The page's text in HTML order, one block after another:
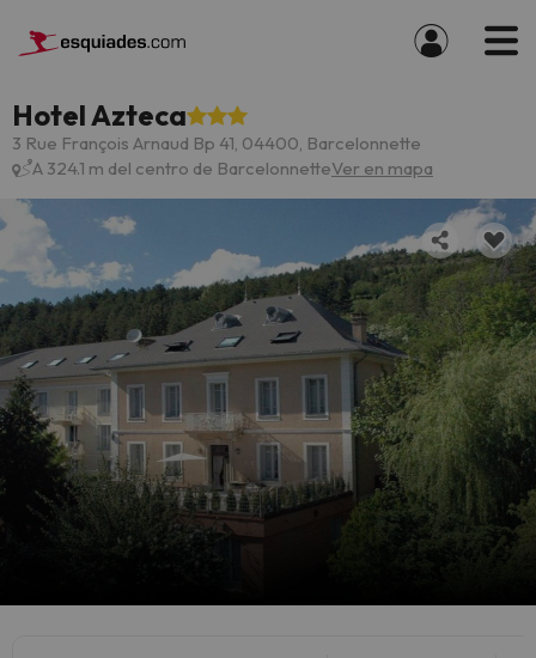
Hotel Azteca
3 Rue François Arnaud Bp 41, 04400, Barcelonnette
A 324.1 m del centro de BarcelonnetteVer en mapa